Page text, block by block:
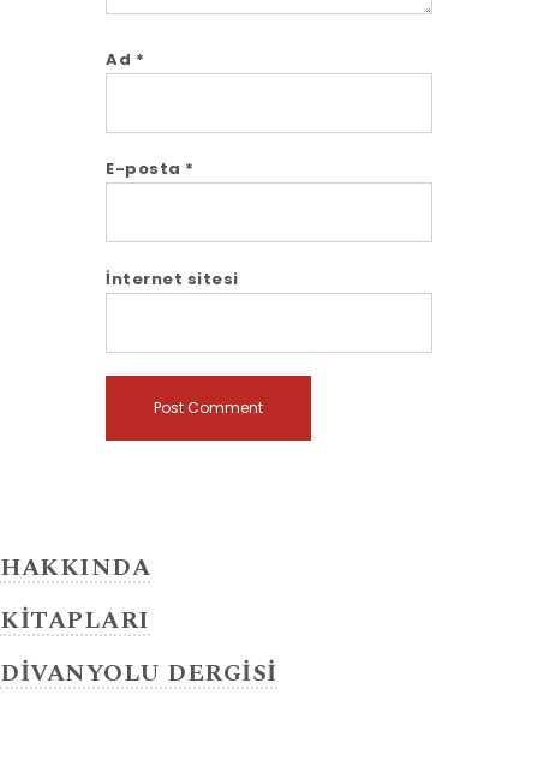
Ad *
E-posta *
İnternet sitesi
HAKKINDA
KİTAPLARI
DİVANYOLU DERGİSİ